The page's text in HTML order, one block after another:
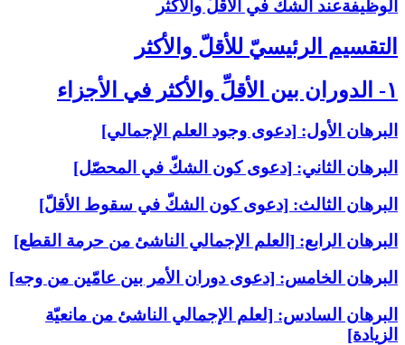
الوظيفةعند الشكّ في الأقلّ والأكثر
التقسيم الرئيسيّ للأقلّ والأكثر
۱- الدوران بين الأقلِّ والأكثر في الأجزاء
البرهان الأول: [دعوى وجود العلم الإجمالي‏]
البرهان الثاني: [دعوى كون الشكّ في المحصّل‏]
البرهان الثالث: [دعوى كون الشكّ في سقوط الأقلّ‏]
البرهان الرابع: [العلم الإجمالي الناشئ من حرمة القطع‏]
البرهان الخامس: [دعوى دوران الأمر بين عامّين من وجه‏]
البرهان السادس: [لعلم الإجمالي الناشئ من مانعيّة
الزيادة]